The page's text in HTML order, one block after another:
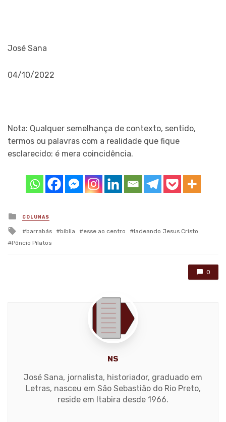
José Sana
04/10/2022
Nota: Qualquer semelhança de contexto, sentido,
termos ou palavras com a realidade que fique
esclarecido: é mera coincidência.
Posted
in
COLUNAS
Tagged
with
barrabás bíblia esse ao centro
ladeando Jesus Cristo
Pôncio Pilatos
0
NS
José Sana, jornalista, historiador, graduado em
Letras, nasceu em São Sebastião do Rio Preto,
reside em Itabira desde 1966.